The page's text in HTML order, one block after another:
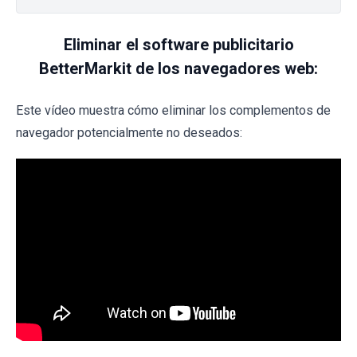
Eliminar el software publicitario
BetterMarkit de los navegadores web:
Este vídeo muestra cómo eliminar los complementos de
navegador potencialmente no deseados: